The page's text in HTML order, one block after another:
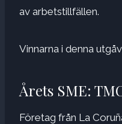
av arbetstillfällen.
Vinnarna i denna
Årets SME:
Företag från La